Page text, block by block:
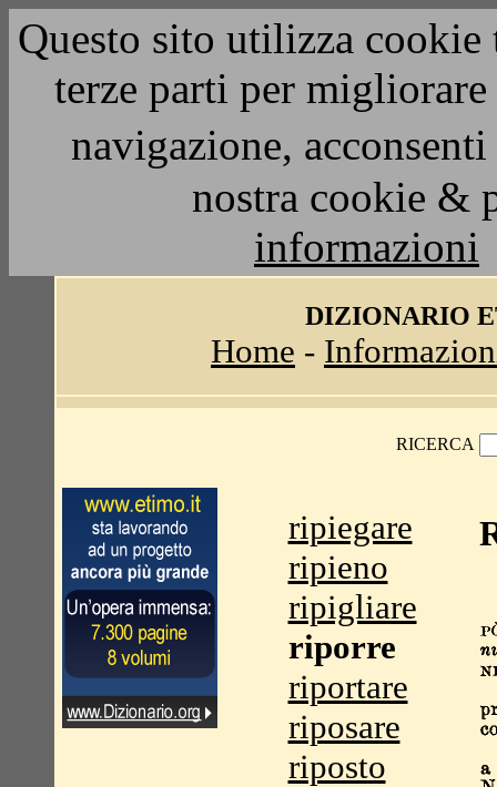
Questo sito utilizza
terze parti per
navigazione,
nostra cookie &
informazioni
DIZIONARIO
Home -
RICERCA
ripiegare
ripieno
ripigliare
riporre
riportare
riposare
riposto